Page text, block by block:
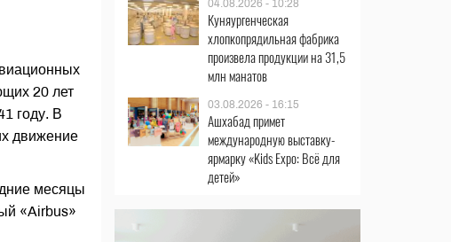
20 лет
году. В
движение
месяцы
«Airbus»
04.08.2026 - 10:28
Куняургенческая
хлопкопрядильная фабрика
произвела продукции на 31,5
млн манатов
03.08.2026 - 16:15
Ашхабад примет
международную выставку-
ярмарку «Kids Expo: Всё для
детей»